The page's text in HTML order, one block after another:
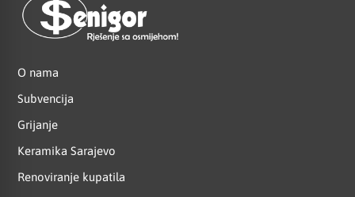
O nama
Subvencija
Grijanje
Keramika Sarajevo
Renoviranje kupatila